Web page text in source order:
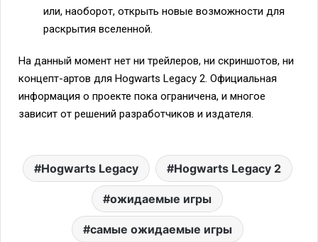
или, наоборот, открыть новые возможности для
раскрытия вселенной.
На данный момент нет ни трейлеров, ни скриншотов, ни
концепт-артов для Hogwarts Legacy 2. Официальная
информация о проекте пока ограничена, и многое
зависит от решений разработчиков и издателя.
Hogwarts Legacy Hogwarts Legacy 2
ожидаемые игры
самые ожидаемые игры